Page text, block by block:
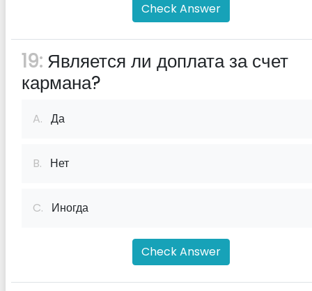
Check Answer
19: Является ли доплата за счет
кармана?
A. Да
B. Нет
C. Иногда
Check Answer